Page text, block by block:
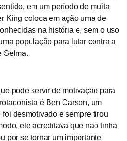
em um período de muita
King coloca em ação uma de
na história e, sem o uso
população para lutar contra a
Selma.
pode servir de motivação para
é Ben Carson, um
desmotivado e sempre tirou
ele acreditava que não tinha
por se tornar um importante